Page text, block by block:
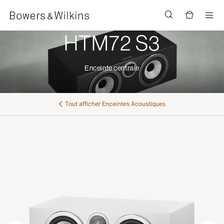
HTM72 S3
Enceinte centrale
Tout afficher Enceintes Acoustiques